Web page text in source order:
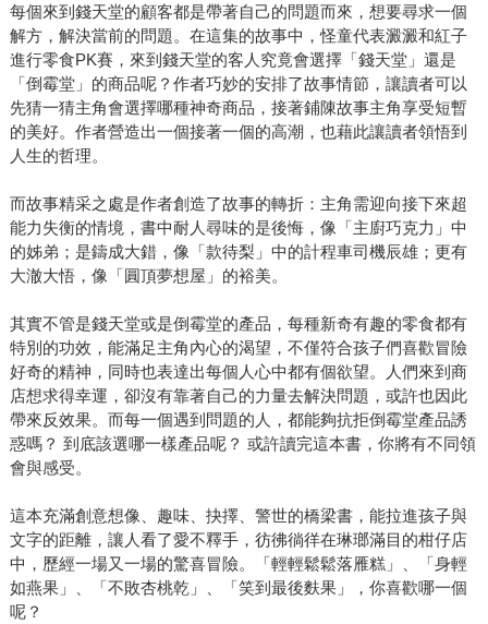
每個來到錢天堂的顧客都是帶著自己的問題而來，想要尋求一個
解方，解決當前的問題。在這集的故事中，怪童代表澱澱和紅子
進行零食PK賽，來到錢天堂的客人究竟會選擇「錢天堂」還是
「倒霉堂」的商品呢？作者巧妙的安排了故事情節，讓讀者可以
先猜一猜主角會選擇哪種神奇商品，接著鋪陳故事主角享受短暫
的美好。作者營造出一個接著一個的高潮，也藉此讓讀者領悟到
人生的哲理。
而故事精采之處是作者創造了故事的轉折：主角需迎向接下來超
能力失衡的情境，書中耐人尋味的是後悔，像「主廚巧克力」中
的姊弟；是鑄成大錯，像「款待梨」中的計程車司機辰雄；更有
大澈大悟，像「圓頂夢想屋」的裕美。
其實不管是錢天堂或是倒霉堂的產品，每種新奇有趣的零食都有
特別的功效，能滿足主角內心的渴望，不僅符合孩子們喜歡冒險
好奇的精神，同時也表達出每個人心中都有個欲望。人們來到商
店想求得幸運，卻沒有靠著自己的力量去解決問題，或許也因此
帶來反效果。而每一個遇到問題的人，都能夠抗拒倒霉堂產品誘
惑嗎？ 到底該選哪一樣產品呢？ 或許讀完這本書，你將有不同領
會與感受。
這本充滿創意想像、趣味、抉擇、警世的橋梁書，能拉進孩子與
文字的距離，讓人看了愛不釋手，彷彿徜徉在琳瑯滿目的柑仔店
中，歷經一場又一場的驚喜冒險。「輕輕鬆鬆落雁糕」、「身輕
如燕果」、「不敗杏桃乾」、「笑到最後麩果」，你喜歡哪一個
呢？